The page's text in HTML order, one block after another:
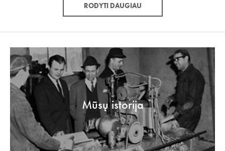
RODYTI DAUGIAU
Mūsų istorija